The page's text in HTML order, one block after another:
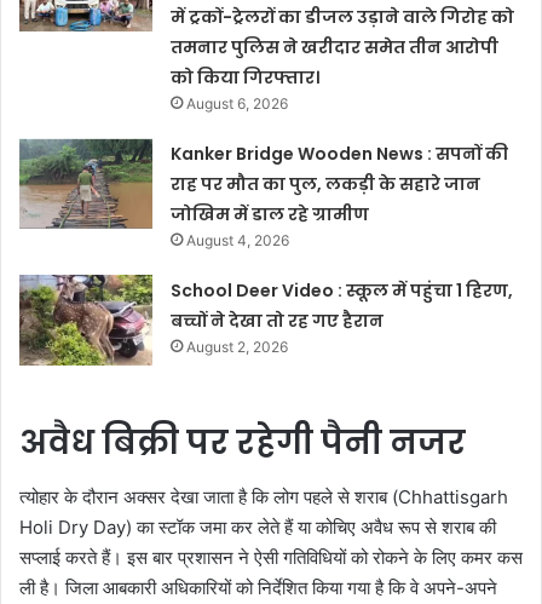
में ट्रकों-ट्रेलरों का डीजल उड़ाने वाले गिरोह को
तमनार पुलिस ने खरीदार समेत तीन आरोपी
को किया गिरफ्तार।
August 6, 2026
Kanker Bridge Wooden News : सपनों की
राह पर मौत का पुल, लकड़ी के सहारे जान
जोखिम में डाल रहे ग्रामीण
August 4, 2026
School Deer Video : स्कूल में पहुंचा 1 हिरण,
बच्चों ने देखा तो रह गए हैरान
August 2, 2026
अवैध बिक्री पर रहेगी पैनी नजर
त्योहार के दौरान अक्सर देखा जाता है कि लोग पहले से शराब (Chhattisgarh
Holi Dry Day) का स्टॉक जमा कर लेते हैं या कोचिए अवैध रूप से शराब की
सप्लाई करते हैं। इस बार प्रशासन ने ऐसी गतिविधियों को रोकने के लिए कमर कस
ली है। जिला आबकारी अधिकारियों को निर्देशित किया गया है कि वे अपने-अपने